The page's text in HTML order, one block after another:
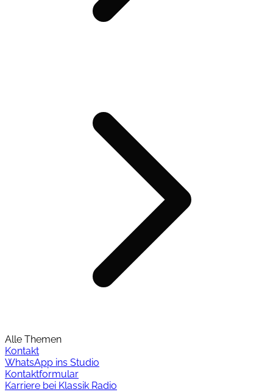
Alle Themen
Kontakt
WhatsApp ins Studio
Kontaktformular
Karriere bei Klassik Radio